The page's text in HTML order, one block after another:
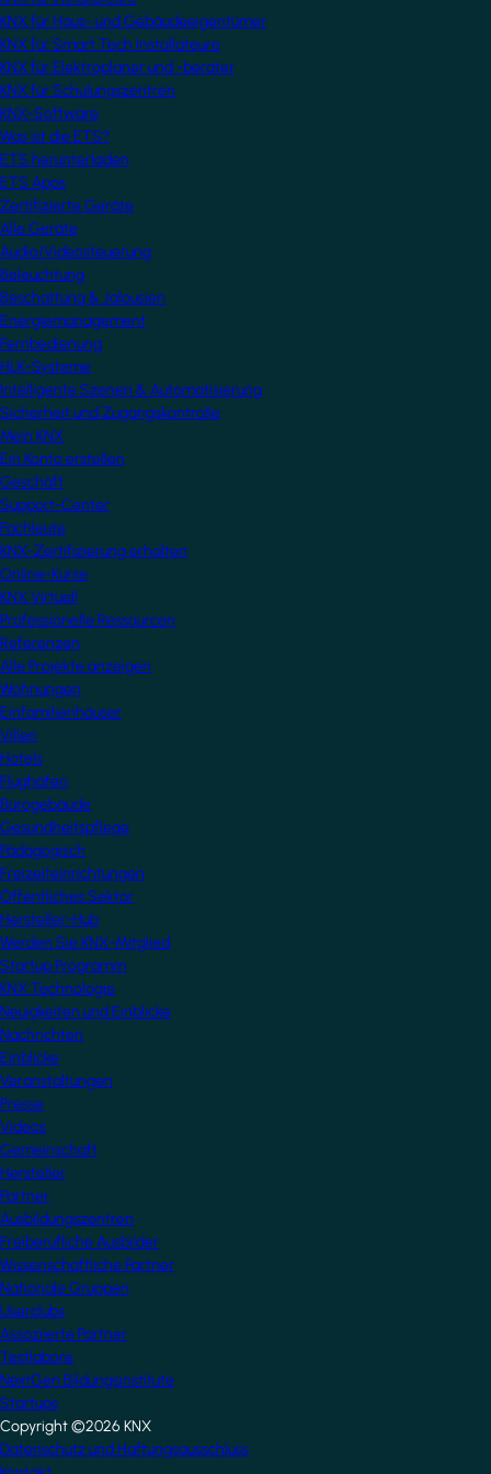
KNX für Haus- und Gebäudeeigentümer
KNX für Smart Tech Installateure
KNX für Elektroplaner und -berater
KNX für Schulungszentren
KNX-Software
Was ist die ETS?
ETS herunterladen
ETS Apps
Zertifizierte Geräte
Alle Geräte
Audio/Videosteuerung
Beleuchtung
Beschattung & Jalousien
Energiemanagement
Fernbedienung
HLK-Systeme
Intelligente Szenen & Automatisierung
Sicherheit und Zugangskontrolle
Mein KNX
Ein Konto erstellen
Geschäft
Support-Center
Fachleute
KNX-Zertifizierung erhalten
Online-Kurse
KNX Virtuell
Professionelle Ressourcen
Referenzen
Alle Projekte anzeigen
Wohnungen
Einfamilienhäuser
Villen
Hotels
Flughäfen
Bürogebäude
Gesundheitspflege
Pädagogisch
Freizeiteinrichtungen
Öffentliches Sektor
Hersteller-Hub
Werden Sie KNX-Mitglied
Startup Programm
KNX Technologie
Neuigkeiten und Einblicke
Nachrichten
Einblicke
Veranstaltungen
Presse
Videos
Gemeinschaft
Hersteller
Partner
Ausbildungszentren
Freiberufliche Ausbilder
Wissenschaftliche Partner
Nationale Gruppen
Userclubs
Assoziierte Partner
Testlabore
NextGen Bildungsinstitute
Startups
Copyright ©2026 KNX
Datenschutz und Haftungsausschluss